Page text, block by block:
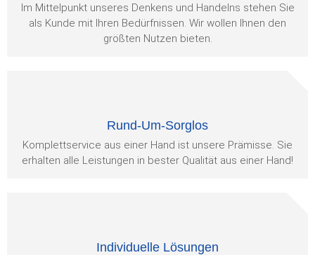
Im Mittelpunkt unseres Denkens und Handelns stehen Sie
als Kunde mit Ihren Bedürfnissen. Wir wollen Ihnen den
größten Nutzen bieten.
Rund-Um-Sorglos
Komplettservice aus einer Hand ist unsere Prämisse. Sie
erhalten alle Leistungen in bester Qualität aus einer Hand!
Individuelle Lösungen